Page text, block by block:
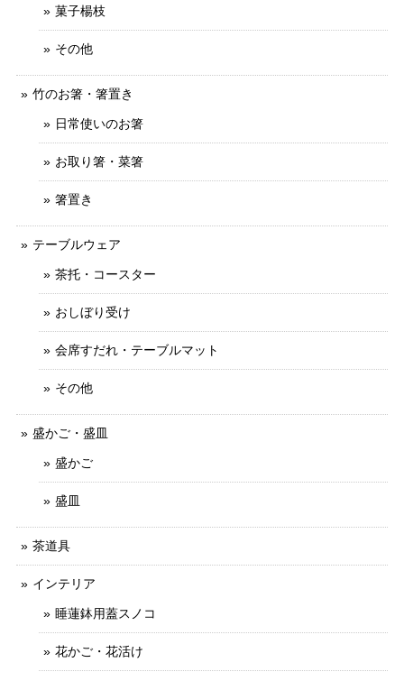
菓子楊枝
その他
竹のお箸・箸置き
日常使いのお箸
お取り箸・菜箸
箸置き
テーブルウェア
茶托・コースター
おしぼり受け
会席すだれ・テーブルマット
その他
盛かご・盛皿
盛かご
盛皿
茶道具
インテリア
睡蓮鉢用蓋スノコ
花かご・花活け